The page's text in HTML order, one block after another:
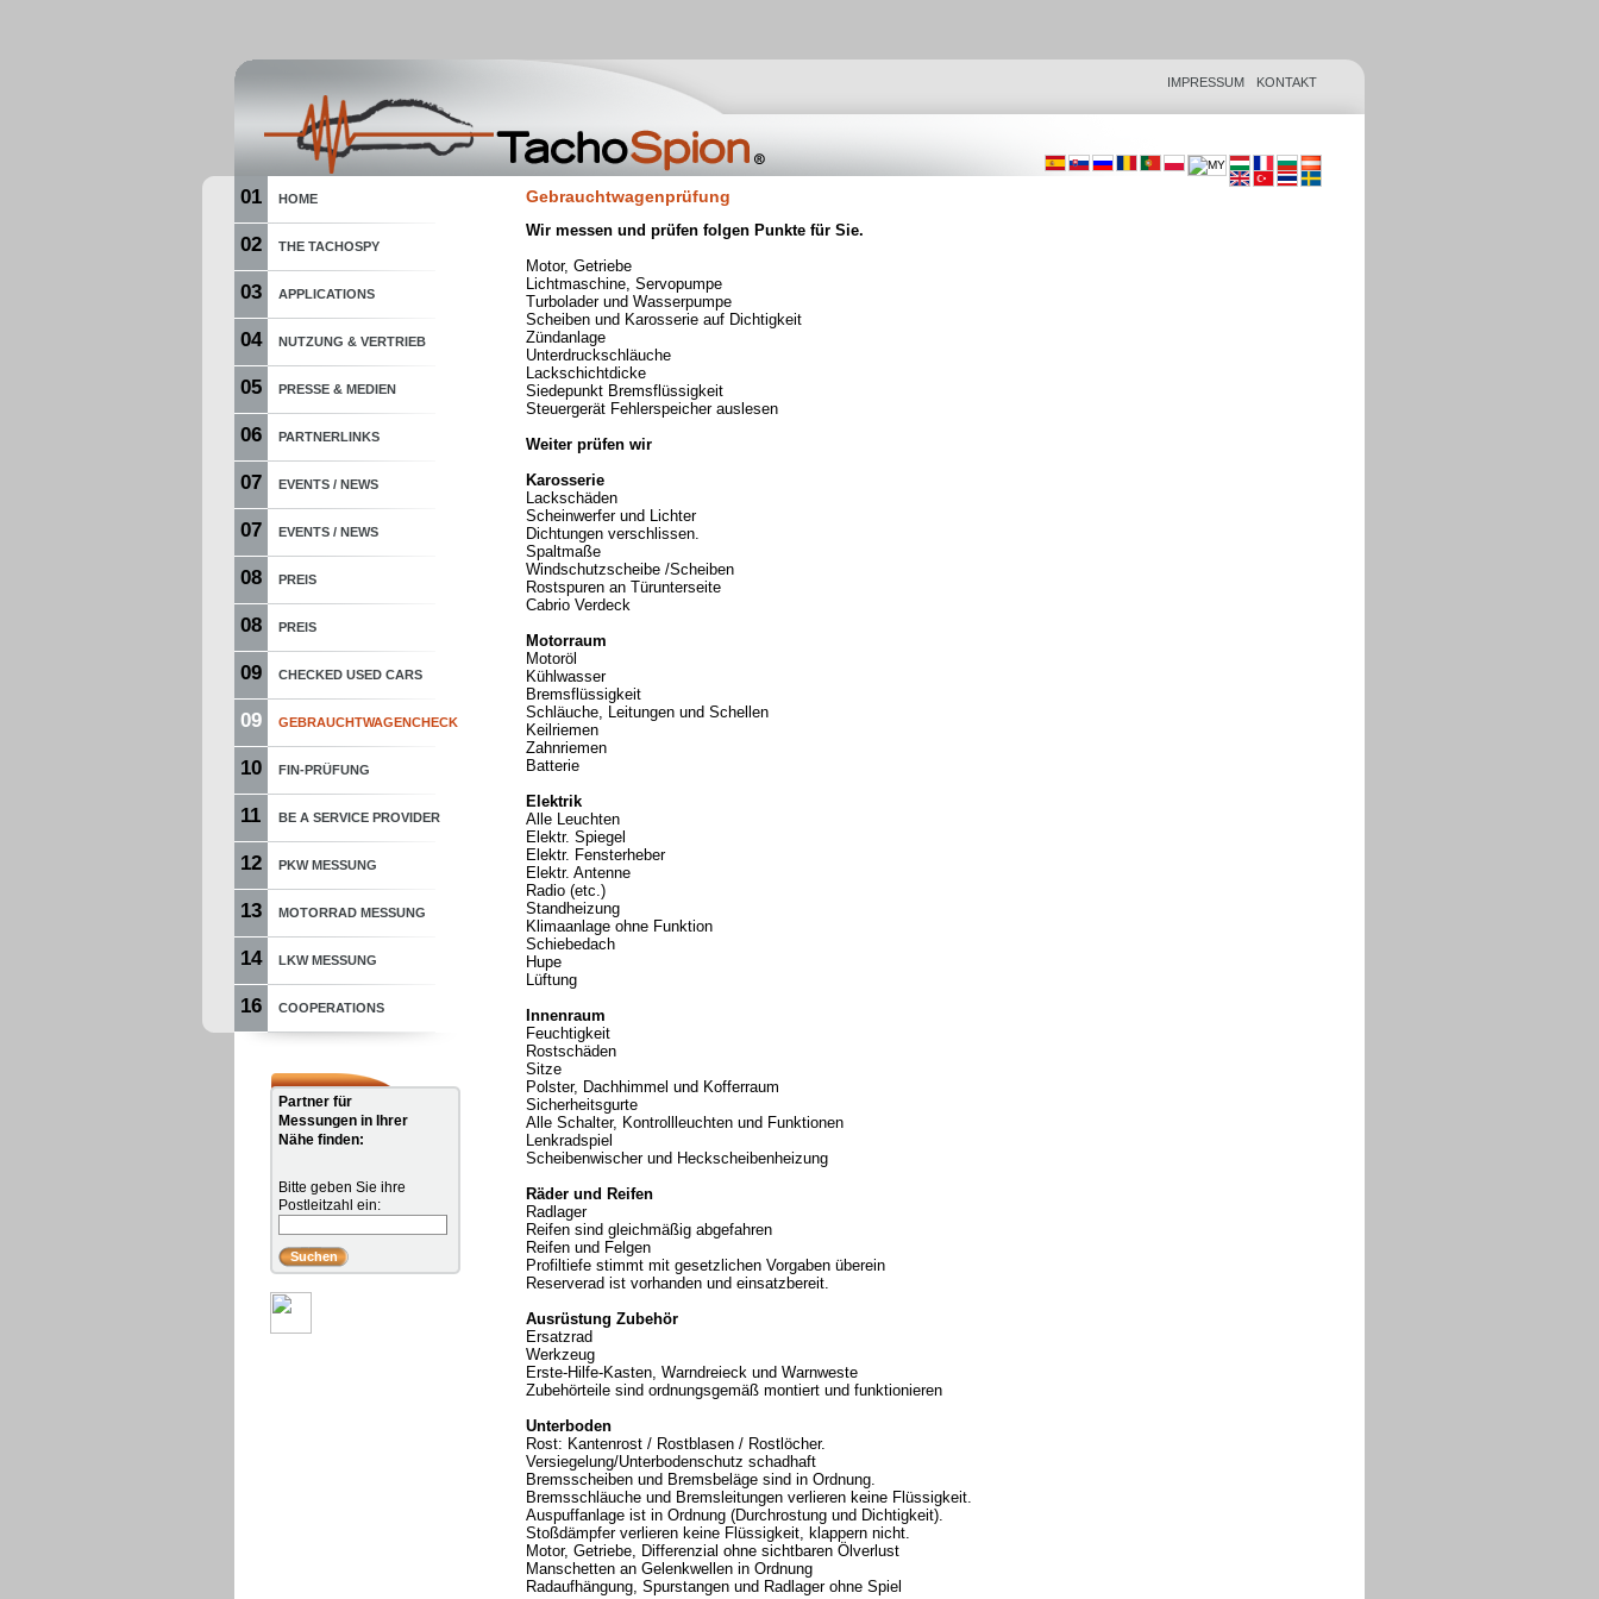
IMPRESSUM KONTAKT
01 HOME
02 THE TACHOSPY
03 APPLICATIONS
04 NUTZUNG & VERTRIEB
05 PRESSE & MEDIEN
06 PARTNERLINKS
07 EVENTS / NEWS
07 EVENTS / NEWS
08 PREIS
08 PREIS
09 CHECKED USED CARS
09 GEBRAUCHTWAGENCHECK
10 FIN-PRÜFUNG
11 BE A SERVICE PROVIDER
12 PKW MESSUNG
13 MOTORRAD MESSUNG
14 LKW MESSUNG
16 COOPERATIONS
Partner für
Messungen in Ihrer
Nähe finden:
Bitte geben Sie ihre
Postleitzahl ein:
Gebrauchtwagenprüfung
Wir messen und prüfen folgen Punkte für Sie.
Motor, Getriebe
Lichtmaschine, Servopumpe
Turbolader und Wasserpumpe
Scheiben und Karosserie auf Dichtigkeit
Zündanlage
Unterdruckschläuche
Lackschichtdicke
Siedepunkt Bremsflüssigkeit
Steuergerät Fehlerspeicher auslesen
Weiter prüfen wir
Karosserie
Lackschäden
Scheinwerfer und Lichter
Dichtungen verschlissen.
Spaltmaße
Windschutzscheibe /Scheiben
Rostspuren an Türunterseite
Cabrio Verdeck
Motorraum
Motoröl
Kühlwasser
Bremsflüssigkeit
Schläuche, Leitungen und Schellen
Keilriemen
Zahnriemen
Batterie
Elektrik
Alle Leuchten
Elektr. Spiegel
Elektr. Fensterheber
Elektr. Antenne
Radio (etc.)
Standheizung
Klimaanlage ohne Funktion
Schiebedach
Hupe
Lüftung
Innenraum
Feuchtigkeit
Rostschäden
Sitze
Polster, Dachhimmel und Kofferraum
Sicherheitsgurte
Alle Schalter, Kontrollleuchten und Funktionen
Lenkradspiel
Scheibenwischer und Heckscheibenheizung
Räder und Reifen
Radlager
Reifen sind gleichmäßig abgefahren
Reifen und Felgen
Profiltiefe stimmt mit gesetzlichen Vorgaben überein
Reserverad ist vorhanden und einsatzbereit.
Ausrüstung Zubehör
Ersatzrad
Werkzeug
Erste-Hilfe-Kasten, Warndreieck und Warnweste
Zubehörteile sind ordnungsgemäß montiert und funktionieren
Unterboden
Rost: Kantenrost / Rostblasen / Rostlöcher.
Versiegelung/Unterbodenschutz schadhaft
Bremsscheiben und Bremsbeläge sind in Ordnung.
Bremsschläuche und Bremsleitungen verlieren keine Flüssigkeit.
Auspuffanlage ist in Ordnung (Durchrostung und Dichtigkeit).
Stoßdämpfer verlieren keine Flüssigkeit, klappern nicht.
Motor, Getriebe, Differenzial ohne sichtbaren Ölverlust
Manschetten an Gelenkwellen in Ordnung
Radaufhängung, Spurstangen und Radlager ohne Spiel